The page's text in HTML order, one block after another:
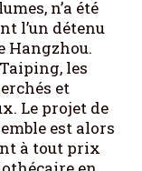
n’a été
l’un détenu
Hangzhou.
les
et
Le projet de
est alors
à tout prix